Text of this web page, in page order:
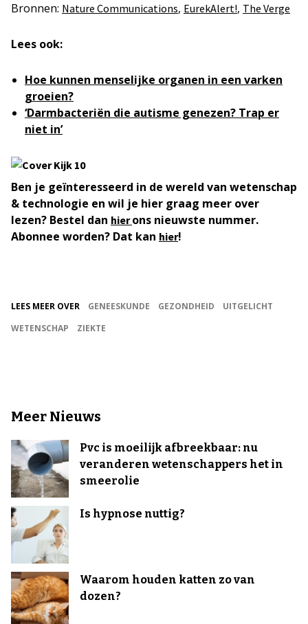
Bronnen: Nature Communications, EurekAlert!, The Verge
Lees ook:
Hoe kunnen menselijke organen in een varken
groeien?
‘Darmbacteriën die autisme genezen? Trap er
niet in’
Ben je geïnteresseerd in de wereld van wetenschap
& technologie en wil je hier graag meer over
lezen? Bestel dan hierons nieuwste nummer.
Abonnee worden? Dat kan hier!
LEES MEER OVER GENEESKUNDE GEZONDHEID
UITGELICHT
WETENSCHAP
ZIEKTE
Meer Nieuws
Pvc is moeilijk afbreekbaar: nu
veranderen wetenschappers het in
smeerolie
Is hypnose nuttig?
Waarom houden katten zo van
dozen?